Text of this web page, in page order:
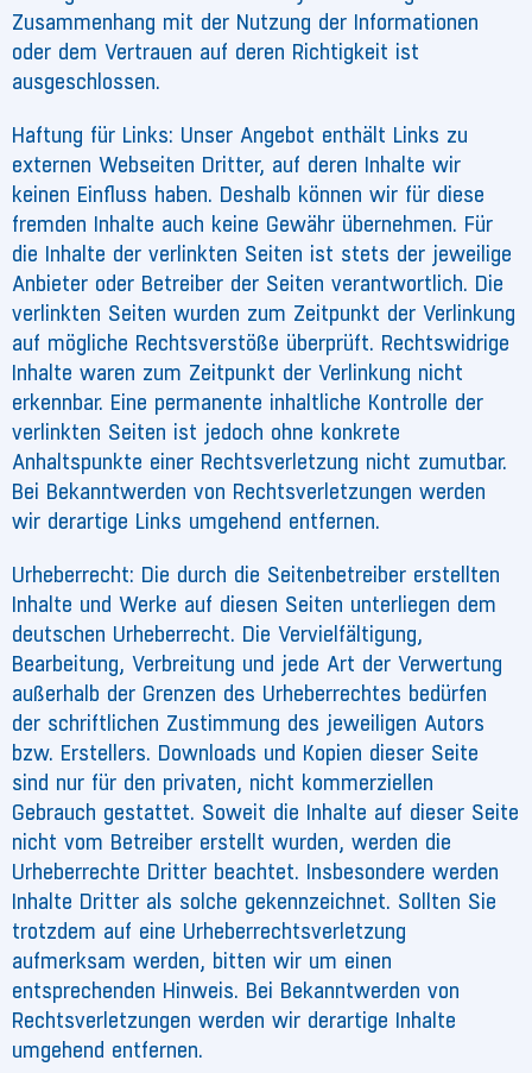
Zusammenhang mit der Nutzung der Informationen
oder dem Vertrauen auf deren Richtigkeit ist
ausgeschlossen.
Haftung für Links: Unser Angebot enthält Links zu
externen Webseiten Dritter, auf deren Inhalte wir
keinen Einfluss haben. Deshalb können wir für diese
fremden Inhalte auch keine Gewähr übernehmen. Für
die Inhalte der verlinkten Seiten ist stets der jeweilige
Anbieter oder Betreiber der Seiten verantwortlich. Die
verlinkten Seiten wurden zum Zeitpunkt der Verlinkung
auf mögliche Rechtsverstöße überprüft. Rechtswidrige
Inhalte waren zum Zeitpunkt der Verlinkung nicht
erkennbar. Eine permanente inhaltliche Kontrolle der
verlinkten Seiten ist jedoch ohne konkrete
Anhaltspunkte einer Rechtsverletzung nicht zumutbar.
Bei Bekanntwerden von Rechtsverletzungen werden
wir derartige Links umgehend entfernen.
Urheberrecht: Die durch die Seitenbetreiber erstellten
Inhalte und Werke auf diesen Seiten unterliegen dem
deutschen Urheberrecht. Die Vervielfältigung,
Bearbeitung, Verbreitung und jede Art der Verwertung
außerhalb der Grenzen des Urheberrechtes bedürfen
der schriftlichen Zustimmung des jeweiligen Autors
bzw. Erstellers. Downloads und Kopien dieser Seite
sind nur für den privaten, nicht kommerziellen
Gebrauch gestattet. Soweit die Inhalte auf dieser Seite
nicht vom Betreiber erstellt wurden, werden die
Urheberrechte Dritter beachtet. Insbesondere werden
Inhalte Dritter als solche gekennzeichnet. Sollten Sie
trotzdem auf eine Urheberrechtsverletzung
aufmerksam werden, bitten wir um einen
entsprechenden Hinweis. Bei Bekanntwerden von
Rechtsverletzungen werden wir derartige Inhalte
umgehend entfernen.